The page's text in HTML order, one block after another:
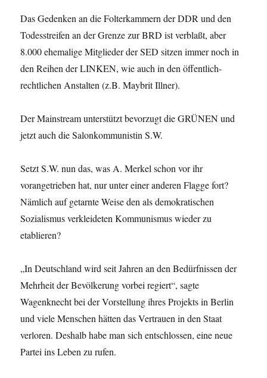
Das Gedenken an die Folterkammern der DDR und den
Todesstreifen an der Grenze zur BRD ist verblaßt, aber
8.000 ehemalige Mitglieder der SED sitzen immer noch in
den Reihen der LINKEN, wie auch in den öffentlich-
rechtlichen Anstalten (z.B. Maybrit Illner).
Der Mainstream unterstützt bevorzugt die GRÜNEN und
jetzt auch die Salonkommunistin S.W.
Setzt S.W. nun das, was A. Merkel schon vor ihr
vorangetrieben hat, nur unter einer anderen Flagge fort?
Nämlich auf getarnte Weise den als demokratischen
Sozialismus verkleideten Kommunismus wieder zu
etablieren?
„In Deutschland wird seit Jahren an den Bedürfnissen der
Mehrheit der Bevölkerung vorbei regiert“, sagte
Wagenknecht bei der Vorstellung ihres Projekts in Berlin
und viele Menschen hätten das Vertrauen in den Staat
verloren. Deshalb habe man sich entschlossen, eine neue
Partei ins Leben zu rufen.